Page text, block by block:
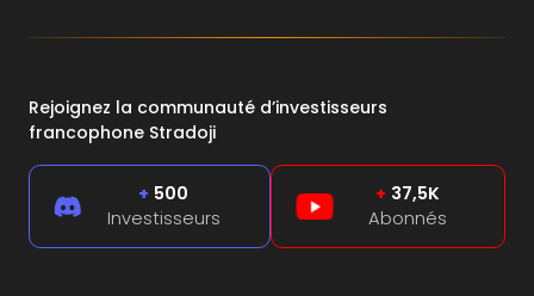
Rejoignez la communauté d’investisseurs
francophone Stradoji
+ 500
Investisseurs
+ 37,5K
Abonnés